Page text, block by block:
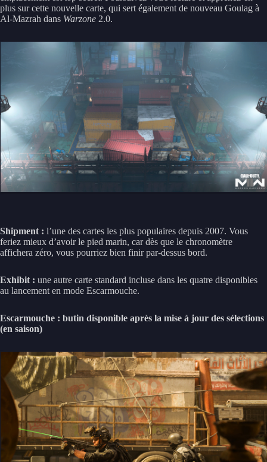
plus sur cette nouvelle carte, qui sert également de nouveau Goulag à
Al-Mazrah dans Warzone 2.0.
Shipment : l’une des cartes les plus populaires depuis 2007. Vous
feriez mieux d’avoir le pied marin, car dès que le chronomètre
affichera zéro, vous pourriez bien finir par-dessus bord.
Exhibit : une autre carte standard incluse dans les quatre disponibles
au lancement en mode Escarmouche.
Escarmouche : butin disponible après la mise à jour des sélections
(en saison)